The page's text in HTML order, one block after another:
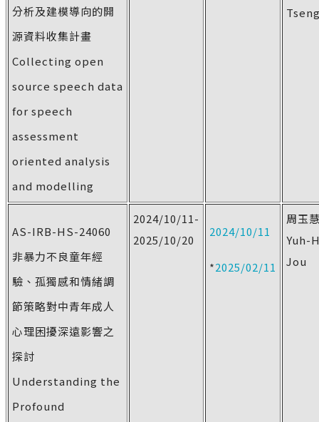
分析及建模導向的開
源資料收集計畫
Collecting open
source speech data
for speech
assessment
oriented analysis
and modelling
AS-IRB-HS-24060
非暴力不良童年經
驗、孤獨感和情緒調
節策略對中青年成人
心理困擾深遠影響之
探討
Understanding the
Profound
2024/10/11-
2025/10/20
2024/10/11
*2025/02/11
周玉
Yuh-
Jou